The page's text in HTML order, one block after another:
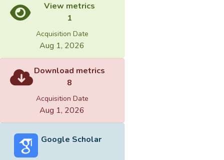
View metrics
1
Acquisition Date
Aug 1, 2026
Download metrics
8
Acquisition Date
Aug 1, 2026
Google Scholar